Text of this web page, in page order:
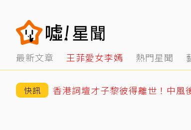
最新文章 王菲愛女李嫣 熱門星聞
快訊 香港詞壇才子黎彼得離世！中風